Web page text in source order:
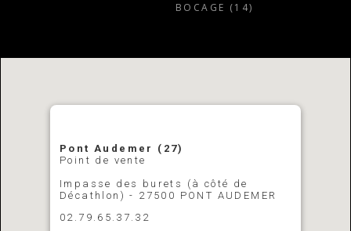
BOCAGE (14)
Pont Audemer (27)
Point de vente
Impasse des burets (à côté de
Décathlon) - 27500 PONT AUDEMER
02.79.65.37.32